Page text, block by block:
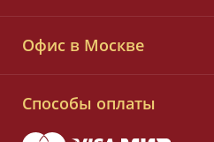
+7 (495) 933-55-33
8 (800) 700-25-33
Офис в Москве
Способы оплаты